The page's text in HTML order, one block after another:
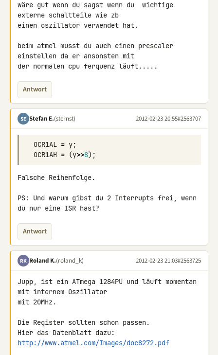
wäre gut wenn du sagst wenn du  wichtige
externe schaltteile wie zb
einen oszillator verwendet hat.
beim atmel musst du auch einen prescaler
einstellen da er ansonsten mit
der normalen cpu ferquenz läuft.....
Antwort
SE Stefan E.(sternst) 2012-02-23 20:55#2563707
OCR1AL = y;
OCR1AH = (y>>8);
Falsche Reihenfolge.
PS: Und warum gibst du 2 Interrupts frei, wenn
du nur eine ISR hast?
Antwort
RK Roland K.(roland_k) 2012-02-23 21:03#2563725
Jupp, ist ein ATmega 1284PU und läuft momentan
mit internem Oszillator
mit 20MHz.
Die Register sollten schon passen.
http://www.atmel.com/Images/doc8272.pdf